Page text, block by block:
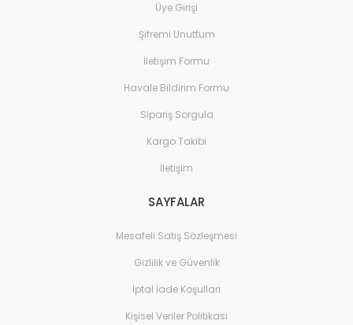
Üye Girişi
Şifremi Unuttum
İletişim Formu
Havale Bildirim Formu
Sipariş Sorgula
Kargo Takibi
İletişim
SAYFALAR
Mesafeli Satış Sözleşmesi
Gizlilik ve Güvenlik
İptal İade Koşullari
Kişisel Veriler Politikası